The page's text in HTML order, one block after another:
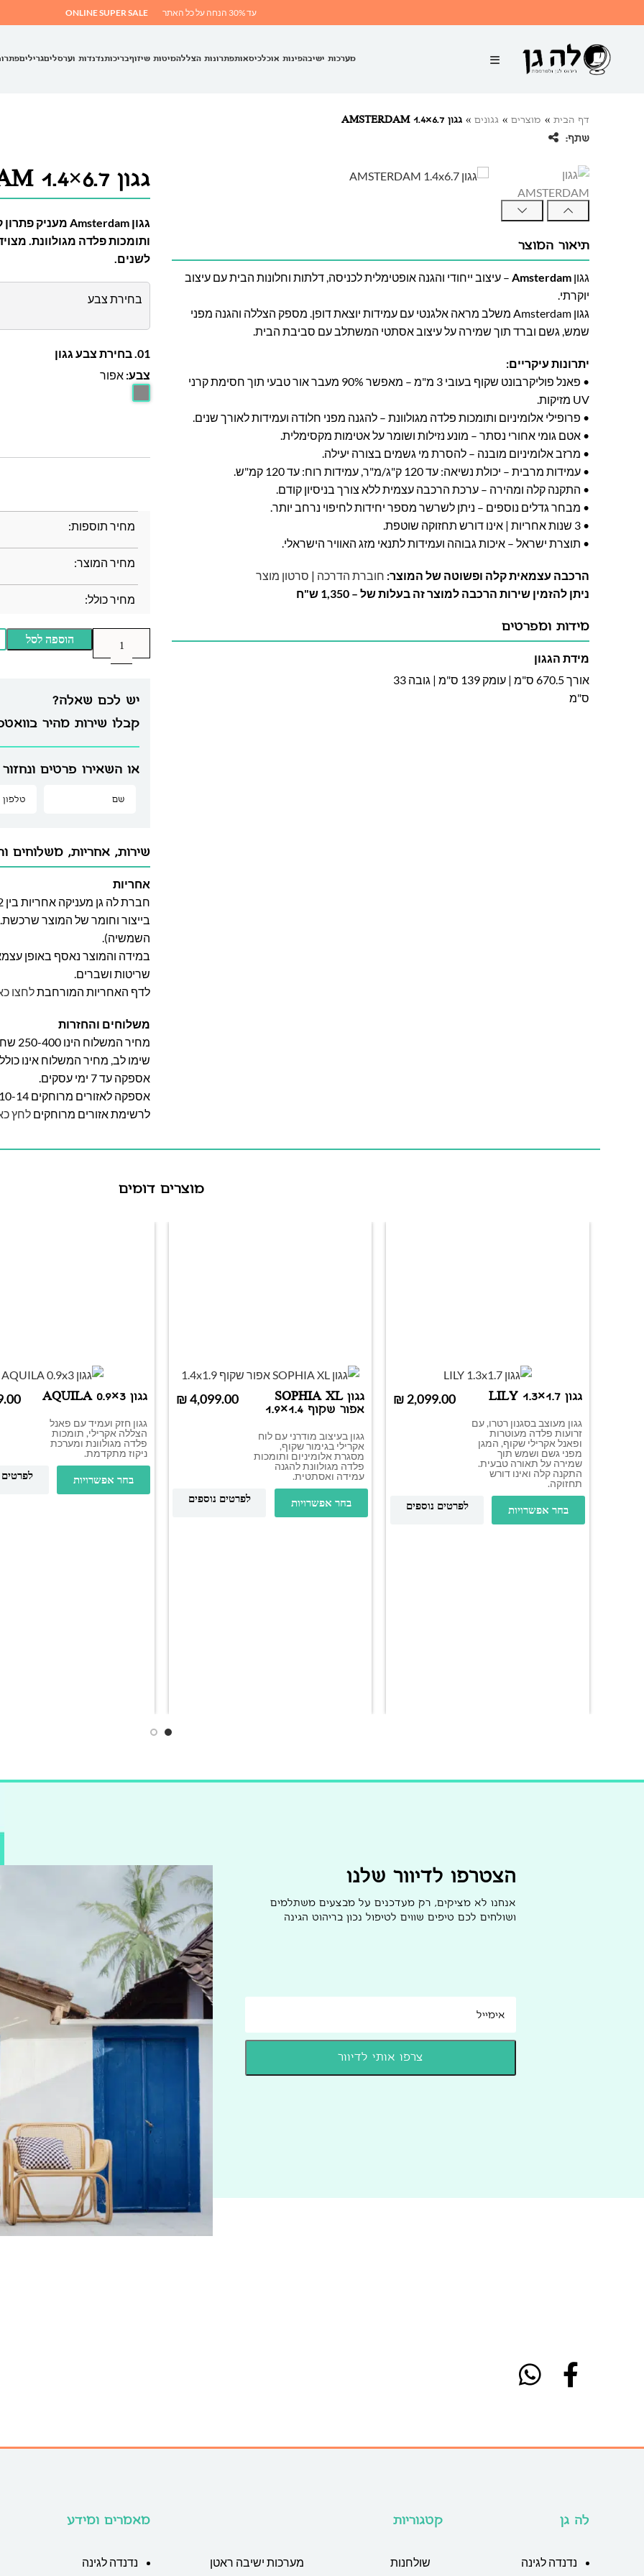
עד 30% הנחה על כל האתר ONLINE SUPER SALE
מערכות ישיבהפינות אוכלכיסאותפתרונות הצללהמיטות שיזוףבריכותנדנדות וערסליםגרילים
דף הבית » מוצרים » גגונים » גגון AMSTERDAM 1.4×6.7
שתף:
תיאור המוצר
גגון Amsterdam – עיצוב ייחודי והגנה אופטימלית לכניסה, דלתות וחלונות הבית עם עיצוב
יוקרתי.
גגון Amsterdam משלב מראה אלגנטי עם עמידות יוצאת דופן. מספק הצללה והגנה מפני
שמש, גשם וברד תוך שמירה על עיצוב אסתטי המשתלב עם סביבת הבית.
יתרונות עיקריים:
• פאנל פוליקרבונט שקוף בעובי 3 מ"מ – מאפשר 90% מעבר אור טבעי תוך חסימת קרני
UV מזיקות.
• פרופילי אלומיניום ותומכות פלדה מגולוונת – להגנה מפני חלודה ועמידות לאורך שנים.
• אטם גומי אחורי נסתר – מונע נזילות ושומר על אטימות מקסימלית.
• מרזב אלומיניום מובנה – להסרת מי גשמים בצורה יעילה.
• עמידות מרבית – יכולת נשיאה: עד 120 ק"ג/מ"ר, עמידות רוח: עד 120 קמ"ש.
• התקנה קלה ומהירה – ערכת הרכבה עצמית ללא צורך בניסיון קודם.
• מבחר גדלים נוספים – ניתן לשרשר מספר יחידות לחיפוי נרחב יותר.
• 3 שנות אחריות | אינו דורש תחזוקה שוטפת.
• תוצרת ישראל – איכות גבוהה ועמידות לתנאי מזג האוויר הישראלי.
הרכבה עצמאית קלה ופשוטה של המוצר: חוברת הדרכה | סרטון מוצר
ניתן להזמין שירות הרכבה למוצר זה בעלות של – 1,350 ש"ח
מידות ומפרטים
מידת הגגון
אורך 670.5 ס"מ | עומק 139 ס"מ | גובה 33
ס"מ
גגון AMSTERDAM 1.4×6.7
ותומכות פלדה מגולוונת.
לשנים.
בחירת צבע
01. בחירת צבע גגון
צבע: אפור
מחיר תוספות:
מחיר המוצר:
מחיר כולל:
הוספה לסל
יש לכם שאלה?
קבלו שירות מהיר
או השאירו פרטים
שירות, אחריות, משלוחים
אחריות
בייצור וחומר של המוצר שרכשת.
השמשיה).
במידה והמוצר נאסף באופן
שריטות ושברים.
לדף האחריות המורחבתלחצו
משלוחים והחזרות
מחיר המשלוח הינו 250-400 שח וייקבע על פי אזור מגוריכם.
שימו לב, מחיר המשלוח אינו
אספקה עד 7 ימי עסקים.
אספקה לאזורים מרוחקים 10-14 ימי עסקים
לרשימת אזורים מרוחקים לחץ
מוצרים דומים
גגון LILY 1.3×1.7
גגון מעוצב בסגנון רטרו, עם
זרועות פלדה מעוטרות
ופאנל אקרילי שקוף, המגן
מפני גשם ושמש תוך
שמירה על תאורה טבעית.
התקנה קלה ואינו דורש
תחזוקה.
₪
בחר אפשרויות לפרטים נוספים
גגון SOPHIA XL
אפור שקוף 1.4×1.9
גגון בעיצוב מודרני עם לוח
אקרילי בגימור שקוף,
מסגרת אלומיניום ותומכות
פלדה מגולוונת להגנה
עמידה ואסתטית.
₪
בחר אפשרויות לפרטים נוספים
גגון AQUILA 0.9×3
גגון חזק ועמיד עם פאנל
הצללה אקרילי, תומכות
פלדה מגולוונת ומערכת
ניקוז מתקדמת.
בחר אפשרויות לפרטים
הצטרפו לדיוור שלנו
אנחנו לא מציקים, רק מעדכנים על מבצעים משתלמים
ושולחים לכם טיפים שווים לטיפול נכון בריהוט הגינה
לה גן
נדנדה לגינה
קטגוריות
שולחנות מערכות ישיבה ראטן
מאמרים ומידע
נדנדה לגינה